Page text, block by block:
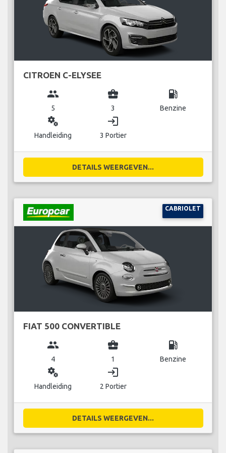
CITROEN C-ELYSEE
group
5
business_center
3
local_gas_station
Benzine
miscellaneous_services
Handleiding
login
3 Portier
DETAILS WEERGEVEN...
CABRIOLET
FIAT 500 CONVERTIBLE
group
4
business_center
1
local_gas_station
Benzine
miscellaneous_services
Handleiding
login
2 Portier
DETAILS WEERGEVEN...